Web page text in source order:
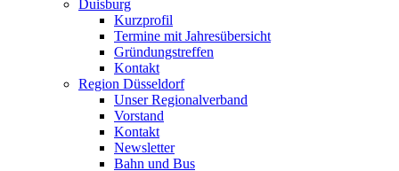
Duisburg
Kurzprofil
Termine mit Jahresübersicht
Gründungstreffen
Kontakt
Region Düsseldorf
Unser Regionalverband
Vorstand
Kontakt
Newsletter
Bahn und Bus